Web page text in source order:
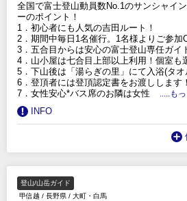
全国で富士登山動員数No.1のサンシャイ
ーのポイント！
1．初心者にも人気の吉田ルート！
2．期間中毎日1名催行。1名様よりご参加
3．五合目からは安心の富士登山専任ガイ
4．山小屋は七合目上部以上利用！個室も
5．下山後は「湯らぎの里」にて入浴(タオ
6．登頂者には登頂認定書をお渡しします！
7．女性安心*バス席のお隣は女性
.....も
INFO
登山/山岳ガイド
甲信越 / 長野県 / 大町・白馬